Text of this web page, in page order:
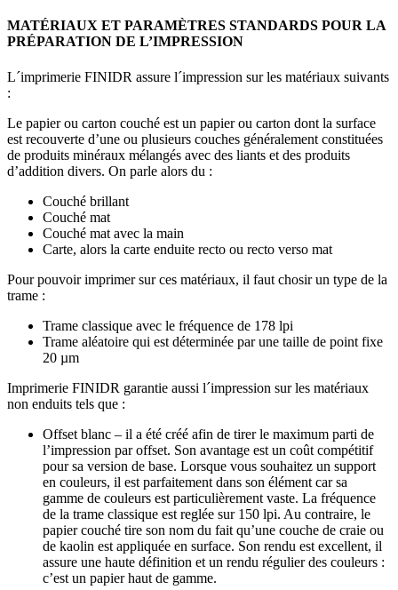
MATÉRIAUX ET PARAMÈTRES STANDARDS POUR LA
PRÉPARATION DE L’IMPRESSION
L´imprimerie FINIDR assure l´impression sur les matériaux suivants
:
Le papier ou carton couché est un papier ou carton dont la surface
est recouverte d’une ou plusieurs couches généralement constituées
de produits minéraux mélangés avec des liants et des produits
d’addition divers. On parle alors du :
Couché brillant
Couché mat
Couché mat avec la main
Carte, alors la carte enduite recto ou recto verso mat
Pour pouvoir imprimer sur ces matériaux, il faut chosir un type de la
trame :
Trame classique avec le fréquence de 178 lpi
Trame aléatoire qui est déterminée par une taille de point fixe
20 µm
Imprimerie FINIDR garantie aussi l´impression sur les matériaux
non enduits tels que :
Offset blanc – il a été créé afin de tirer le maximum parti de
l’impression par offset. Son avantage est un coût compétitif
pour sa version de base. Lorsque vous souhaitez un support
en couleurs, il est parfaitement dans son élément car sa
gamme de couleurs est particulièrement vaste. La fréquence
de la trame classique est reglée sur 150 lpi. Au contraire, le
papier couché tire son nom du fait qu’une couche de craie ou
de kaolin est appliquée en surface. Son rendu est excellent, il
assure une haute définition et un rendu régulier des couleurs :
c’est un papier haut de gamme.